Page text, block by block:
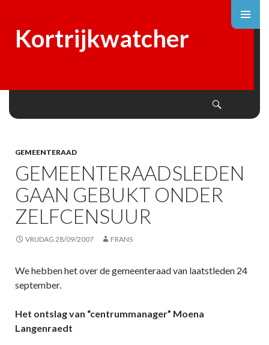
Kortrijkwatcher
GEMEENTERAAD
GEMEENTERAADSLEDEN
GAAN GEBUKT ONDER
ZELFCENSUUR
VRIJDAG 28/09/2007 FRANS
We hebben het over de gemeenteraad van laatstleden 24
september.
Het ontslag van “centrummanager” Moena
Langenraedt